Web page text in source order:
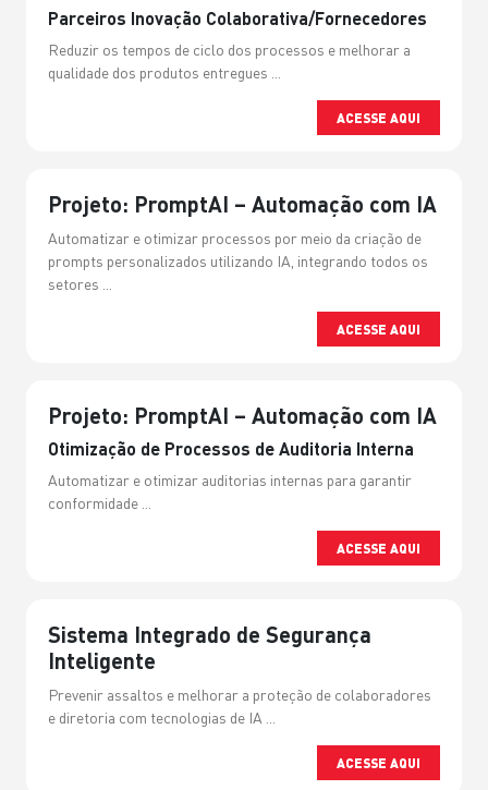
Parceiros Inovação Colaborativa/Fornecedores
Reduzir os tempos de ciclo dos processos e melhorar a
qualidade dos produtos entregues ...
ACESSE AQUI
Projeto: PromptAI – Automação com IA
Automatizar e otimizar processos por meio da criação de
prompts personalizados utilizando IA, integrando todos os
setores ...
ACESSE AQUI
Projeto: PromptAI – Automação com IA
Otimização de Processos de Auditoria Interna
Automatizar e otimizar auditorias internas para garantir
conformidade ...
ACESSE AQUI
Sistema Integrado de Segurança
Inteligente
Prevenir assaltos e melhorar a proteção de colaboradores
e diretoria com tecnologias de IA ...
ACESSE AQUI